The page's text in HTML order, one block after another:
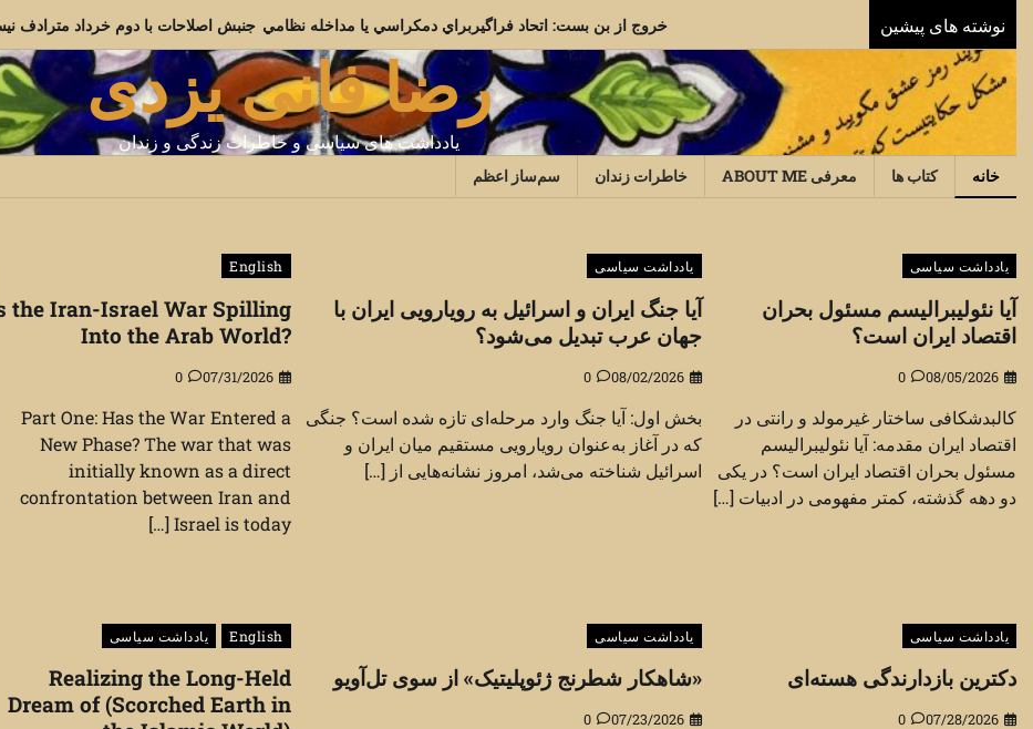
content
نوشته های پیشین خروج از بن بست: اتحاد فراگيربراي دمکراسي يا مداخله نظامي جنبش اصلاحات با
رضا فانی یزدی
یادداشت های سیاسی و خاطرات زندگی و زندان
خانه کتاب ها معرفی ABOUT ME خاطرات زندان سم‌ساز اعظم
یادداشت سیاسی
آیا نئولیبرالیسم مسئول بحران
اقتصاد ایران است؟
08/05/2026
0
کالبدشکافی ساختار غیرمولد و رانتی در
اقتصاد ایران مقدمه: آیا نئولیبرالیسم
مسئول بحران اقتصاد ایران است؟ در یکی
دو دهه گذشته، کمتر مفهومی در ادبیات […]
یادداشت سیاسی
آیا جنگ ایران و اسرائیل به رویارویی ایران با
جهان عرب تبدیل می‌شود؟
08/02/2026
0
بخش اول: آیا جنگ وارد مرحله‌ای تازه شده است؟ جنگی
که در آغاز به‌عنوان رویارویی مستقیم میان ایران و
اسرائیل شناخته می‌شد، امروز نشانه‌هایی از […]
English
the Iran-Israel War Spilling
Into the Arab World?
07/31/2026
0
Part One: Has the War Entered a
New Phase? The war that was
initially known as a direct
confrontation between Iran and
Israel is today […]
یادداشت سیاسی
دکترین بازدارندگی هسته‌ای
07/28/2026
0
یادداشت سیاسی
«شاهکار شطرنج ژئوپلیتیک» از سوی تل‌آویو
07/23/2026
0
English یادداشت سیاسی
Realizing the Long-Held
Dream of (Scorched Earth in